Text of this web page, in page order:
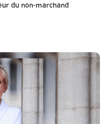
du non-marchand